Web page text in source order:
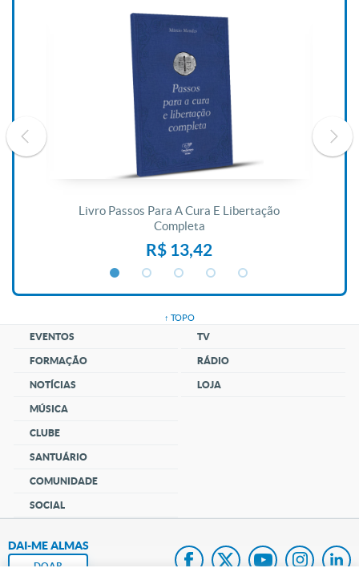
Livro Passos Para A Cura E Libertação
Completa
R$ 13,42
↑ TOPO
EVENTOS
FORMAÇÃO
NOTÍCIAS
MÚSICA
CLUBE
SANTUÁRIO
COMUNIDADE
SOCIAL
TV
RÁDIO
LOJA
DAI-ME ALMAS